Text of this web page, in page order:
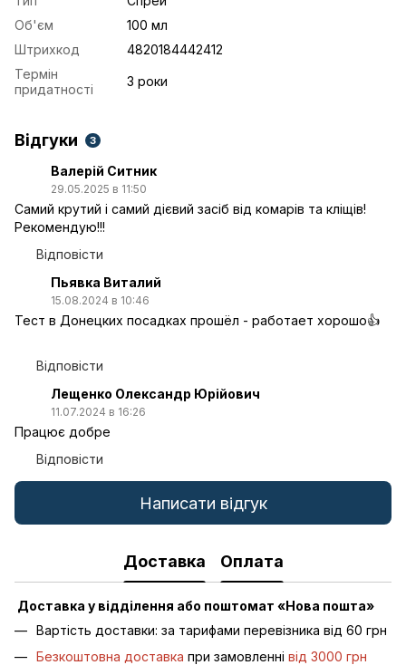
Об'єм
100 мл
Штрихкод
4820184442412
Термін
придатності
3 роки
Відгуки 3
Валерій Ситник
29.05.2025 в 11:50
Самий крутий і самий дієвий засіб від комарів та кліщів!
Рекомендую!!!
Відповісти
Пьявка Виталий
15.08.2024 в 10:46
Тест в Донецких посадках прошёл - работает хорошо👍
Відповісти
Лещенко Олександр Юрійович
11.07.2024 в 16:26
Працює добре
Відповісти
Написати відгук
Доставка Оплата
Доставка у відділення або поштомат «Нова пошта»
Вартість доставки: за тарифами перевізника від 60 грн
Безкоштовна доставка при замовленні від 3000 грн